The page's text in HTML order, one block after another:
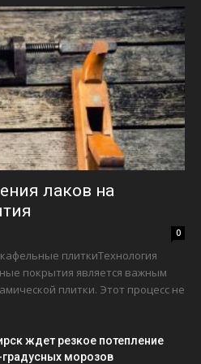
лаков на
0
плиткиТехнология
покрытия является важным
плитки. Этот процесс не
ждет резкое потепление
морозов